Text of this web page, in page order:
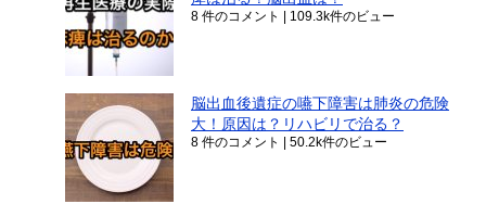
8 件のコメント 109.3k件のビュー
脳出血後遺症の嚥下障害は肺炎の危険
大！原因は？リハビリで治る？
8 件のコメント 50.2k件のビュー